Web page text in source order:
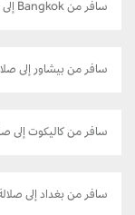
سافر من Bangkok إلى صلالة
سافر من بيشاور إلى صلالة
سافر من كاليكوت إلى صلالة
سافر من بغداد إلى صلالة